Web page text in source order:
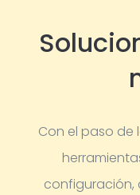
Con el paso de
configuración,